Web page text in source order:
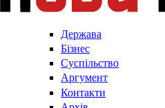
Держава
Бізнес
Суспільство
Аргумент
Контакти